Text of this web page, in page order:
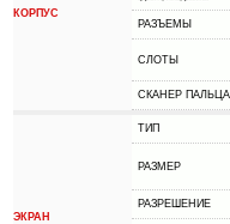
КОРПУС
РАЗЪЕМЫ
СЛОТЫ
СКАНЕР ПАЛЬЦА
ЭКРАН
ТИП
РАЗМЕР
РАЗРЕШЕНИЕ